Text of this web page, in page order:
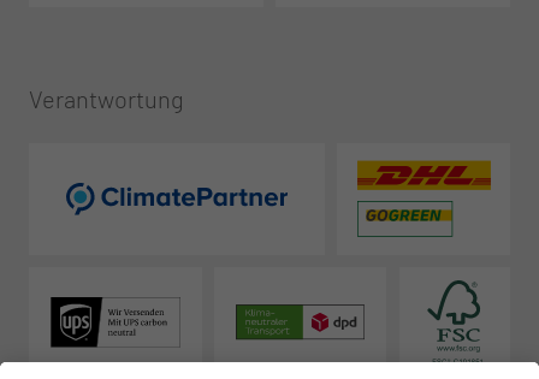
Verantwortung